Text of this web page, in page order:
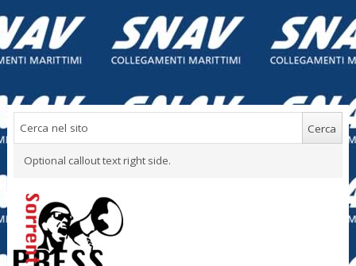
Optional callout text right side.